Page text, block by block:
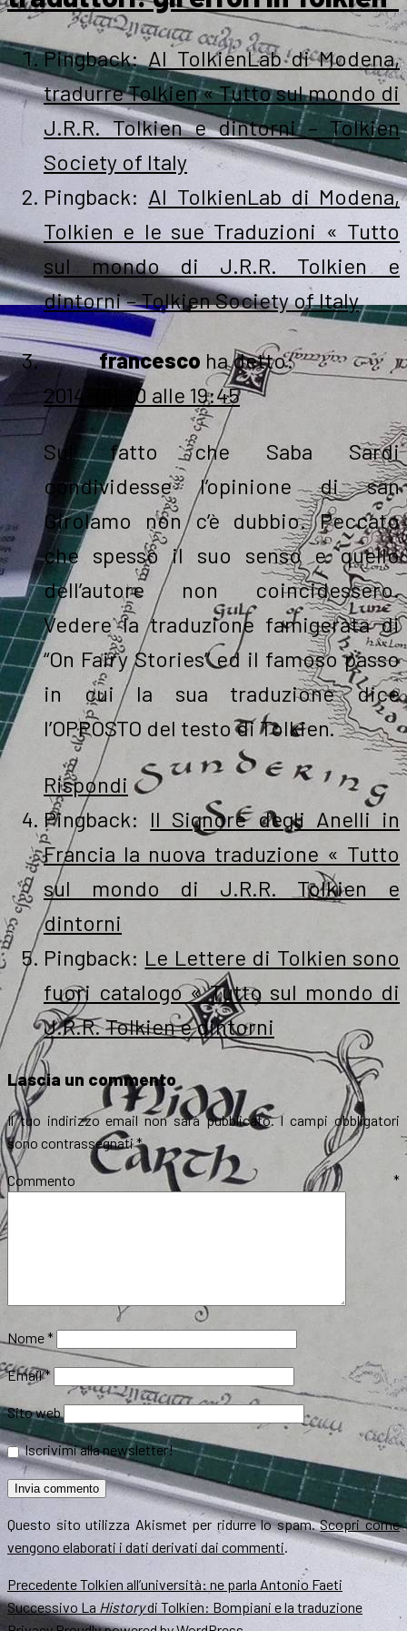
Pingback: Al TolkienLab di Modena,
tradurre Tolkien « Tutto sul mondo di
J.R.R. Tolkien e dintorni – Tolkien
Society of Italy
Pingback: Al TolkienLab di Modena,
Tolkien e le sue Traduzioni « Tutto
sul mondo di J.R.R. Tolkien e
dintorni – Tolkien Society of Italy
francesco ha detto:
2014-09-10 alle 19:45
Sul fatto che Saba Sardi
condividesse l’opinione di san
Girolamo non c’è dubbio. Peccato
che spesso il suo senso e quello
dell’autore non coincidessero.
Vedere la traduzione famigerata di
“On Fairy Stories” ed il famoso passo
in cui la sua traduzione dice
l’OPPOSTO del testo di Tolkien.
Rispondi
Pingback: Il Signore degli Anelli in
Francia la nuova traduzione « Tutto
sul mondo di J.R.R. Tolkien e
dintorni
Pingback: Le Lettere di Tolkien sono
fuori catalogo « Tutto sul mondo di
J.R.R. Tolkien e dintorni
Lascia un commento
Il tuo indirizzo email non sarà pubblicato. I campi obbligatori
sono contrassegnati*
Commento *
Nome*
Email*
Sito web
Iscrivimi alla newsletter!
Questo sito utilizza Akismet per ridurre lo spam.Scopri come
vengono elaborati i dati derivati dai commenti.
Navigazione
articoli
PrecedenteArticolo
precedente:
Tolkien all’università: ne parla Antonio Faeti
Successivo Articolo
La Historydi Tolkien: Bompiani e la traduzione